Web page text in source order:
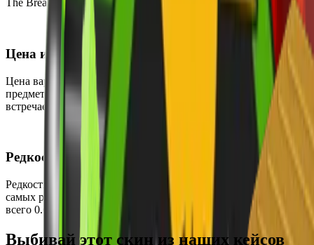
The Breakout Collection.
Цена и доступность
Цена варьируется от $849.70 до $1560.46, что делает этот
предмет очень дорогим. В настоящее время он редко
встречается и может быть приобретён на вторичном рынке.
Редкость
Редкость этого скина — Тайное, что делает его одним из
самых редких предметов в игре. Шанс выпадения составляет
всего 0.64%, что подчеркивает его эксклюзивность.
Выбивай этот скин из наших кейсов